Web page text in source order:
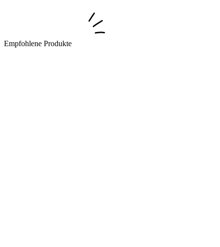
Empfohlene Produkte